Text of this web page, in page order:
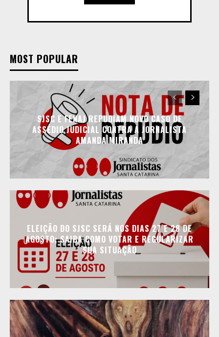
MOST POPULAR
SJSC E FENAJ REPUDIAM NOVO CASO DE
ASSÉDIO JUDICIAL CONTRA A JORNALISTA
AMANDA MIRANDA
ELEIÇÃO DO SJSC SERÁ NOS DIAS 27 E 28 DE
AGOSTO; SAIBA COMO VOTAR E REGULARIZAR
SUA SITUAÇÃO